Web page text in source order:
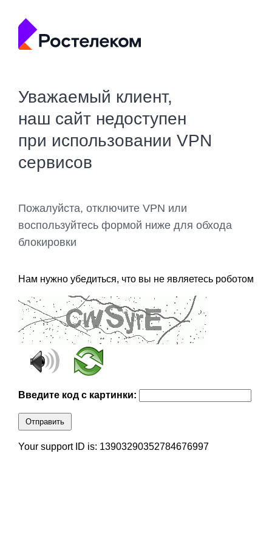
Уважаемый клиент,
наш сайт недоступен
при использовании VPN
сервисов
Пожалуйста, отключите VPN или
воспользуйтесь формой ниже для обхода
блокировки
Нам нужно убедиться, что вы не являетесь роботом
Введите код с картинки:
Отправить
Your support ID is: 13903290352784676997